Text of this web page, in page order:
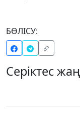
БӨЛІСУ:
Серіктес